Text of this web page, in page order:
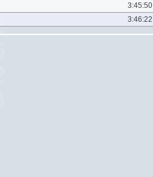
3:45:50
3:46:22